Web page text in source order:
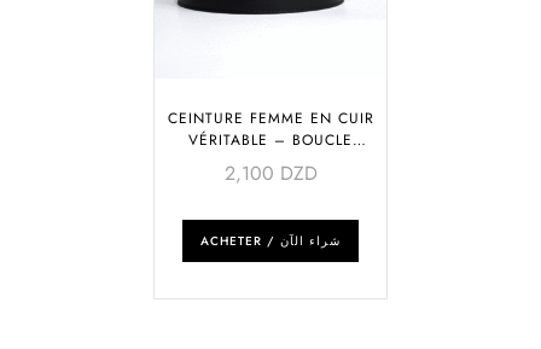
CEINTURE FEMME EN CUIR
VÉRITABLE – BOUCLE
ARGENTÉE
2,100 DZD
ACHETER / شراء الآن